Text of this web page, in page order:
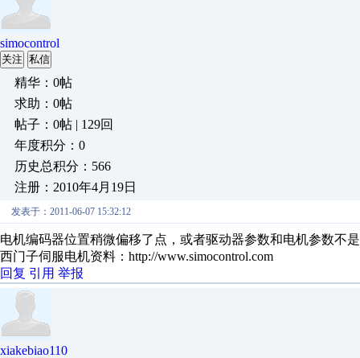
simocontrol
关注 私信
精华：0帖
求助：0帖
帖子：0帖 | 129回
年度积分：0
历史总积分：566
注册：2010年4月19日
发表于：2011-06-07 15:32:12
电机编码器位置稍微偏移了点，或者驱动器参数和电机参数不
西门子伺服电机资料：http://www.simocontrol.com
回复 引用 举报
xiakebiao110